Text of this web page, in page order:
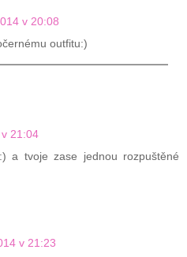
v 20:08
outfitu:)
21:04
a tvoje zase jednou rozpuštěné
v 21:23